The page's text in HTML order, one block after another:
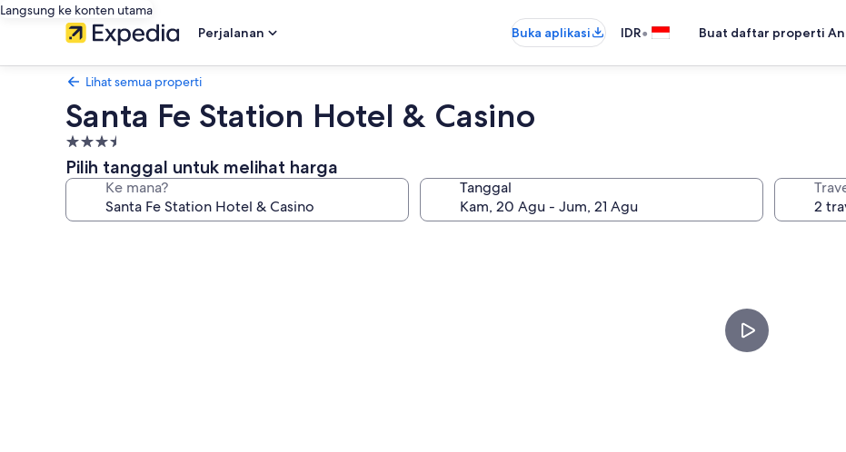
Langsung ke konten utama
Perjalanan
Buka aplikasi IDR• Buat daftar properti
Lihat semua properti
Santa Fe Station Hotel & Casino
Properti
bintang
3.5
Pilih tanggal untuk melihat harga
Ke mana? Tanggal